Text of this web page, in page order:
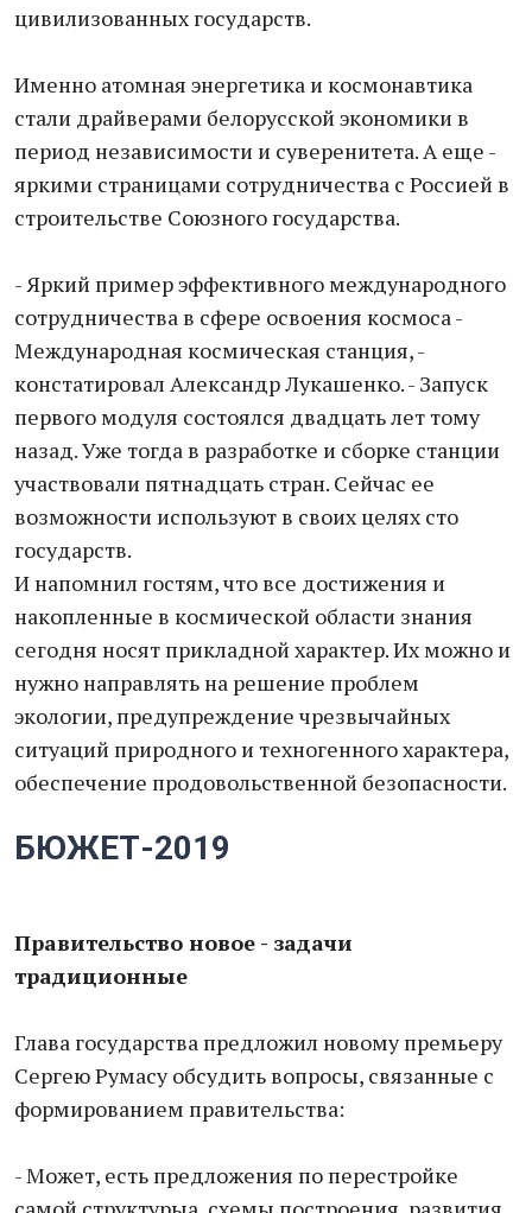
цивилизованных государств.
Именно атомная энергетика и космонавтика
стали драйверами белорусской экономики в
период независимости и суверенитета. А еще -
яркими страницами сотрудничества с Россией в
строительстве Союзного государства.
- Яркий пример эффективного международного
сотрудничества в сфере освоения космоса -
Международная космическая станция, -
констатировал Александр Лукашенко. - Запуск
первого модуля состоялся двадцать лет тому
назад. Уже тогда в разработке и сборке станции
участвовали пятнадцать стран. Сейчас ее
возможности используют в своих целях сто
государств.
И напомнил гостям, что все достижения и
накопленные в космической области знания
сегодня носят прикладной характер. Их можно и
нужно направлять на решение проблем
экологии, предупреждение чрезвычайных
ситуаций природного и техногенного характера,
обеспечение продовольственной безопасности.
БЮЖЕТ-2019
Правительство новое - задачи
традиционные
Глава государства предложил новому премьеру
Сергею Румасу обсудить вопросы, связанные с
формированием правительства:
- Может, есть предложения по перестройке